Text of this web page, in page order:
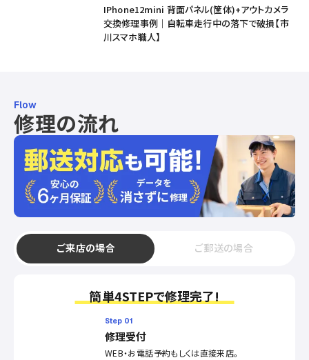
IPhone12mini 背面パネル(筐体)+アウトカメラ
交換修理事例｜自転車走行中の落下で破損【市
川スマホ職人】
Flow
修理の流れ
ご来店の場合 ご郵送の場合
簡単4STEPで修理完了!
Step 01
修理受付
WEB・お電話予約もしくは直接来店。